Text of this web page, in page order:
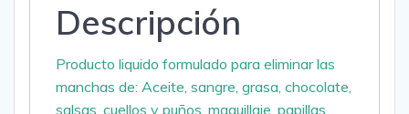
Descripción
Producto liquido formulado para eliminar las
manchas de: Aceite, sangre, grasa, chocolate,
salsas, cuellos y puños, maquillaje, papillas,